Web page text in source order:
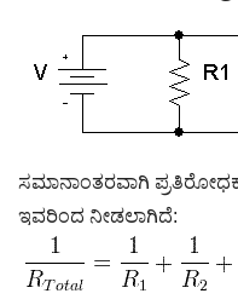
ಸಮಾನಾಂತರವಾಗಿ
ಇವರಿಂದ ನೀಡಲಾಗಿದೆ: